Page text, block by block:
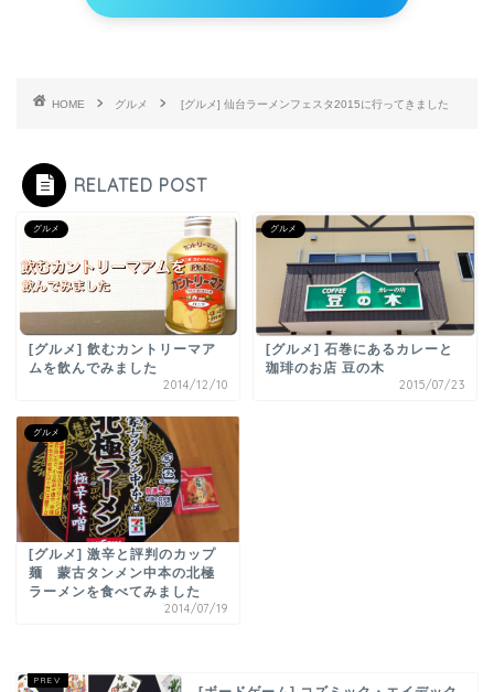
HOME グルメ [グルメ] 仙台ラーメンフェスタ2015に行ってきました
RELATED POST
グルメ
[グルメ] 飲むカントリーマア
ムを飲んでみました
2014/12/10
グルメ
[グルメ] 石巻にあるカレーと
珈琲のお店 豆の木
2015/07/23
グルメ
[グルメ] 激辛と評判のカップ
麺 蒙古タンメン中本の北極
ラーメンを食べてみました
2014/07/19